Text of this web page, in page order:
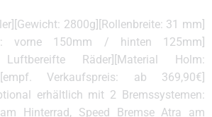
2800g][Rollenbreite: 31 mm]
vorne 150mm / hinten 125mm]
Räder][Material Holm:
Verkaufspreis: ab 369,90€]
erhältlich mit 2 Bremssystemen:
Hinterrad, Speed Bremse Atra am